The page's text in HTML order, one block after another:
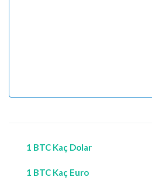
1 BTC Kaç Dolar
1 BTC Kaç Euro